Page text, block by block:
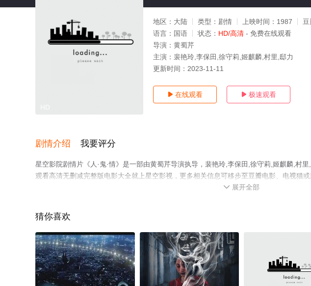
地区： 大陆 类型： 剧情 上映时间： 1987 豆
语言： 国语 状态： HD/高清 - 免费在线观看
导演： 黄蜀芹
主演： 裴艳玲,李保田,徐守莉,姬麒麟,村里,邸力
更新时间： 2023-11-11
 在线观看  极速观看
剧情介绍 我要评分
星空影院剧情片《人·鬼·情》是一部由黄蜀芹导演执导，裴艳玲,李保田,徐守莉,姬麒麟,村
观看高清无删减完整版电影大全就上星空影视，更多相关信息可移步至豆瓣电影、电视猫或
 展开全部
猜你喜欢